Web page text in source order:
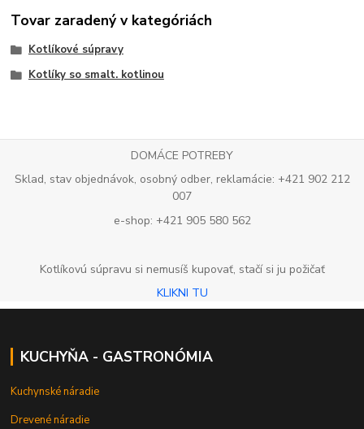
Tovar zaradený v kategóriách
Kotlíkové súpravy
Kotlíky so smalt. kotlinou
DOMÁCE POTREBY
Sklad, stav objednávok, osobný odber, reklamácie: +421 902 212
007
e-shop: +421 905 580 562
Kotlíkovú súpravu si nemusíš kupovať, stačí si ju požičať
KLIKNI TU
KUCHYŇA - GASTRONÓMIA
Kuchynské náradie
Drevené náradie